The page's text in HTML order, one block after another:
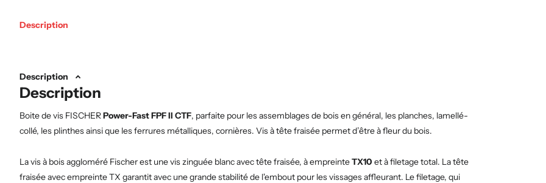
Description
Description
Description
Boite de vis FISCHERPower-FastFPF II CTF, parfaite pour les assemblages de bois en général, les planches, lamellé-
collé, les plinthes ainsi que les ferrures métalliques, cornières. Vis à tête fraisée permet d’être à fleur du bois.
La vis à bois aggloméré Fischer est une vis zinguée blanc avec tête fraisée, à empreinteTX10 et à filetage total. La tête
fraisée avec empreinte TX garantit avec une grande stabilité de l'embout pour les vissages affleurant. Le filetage, qui